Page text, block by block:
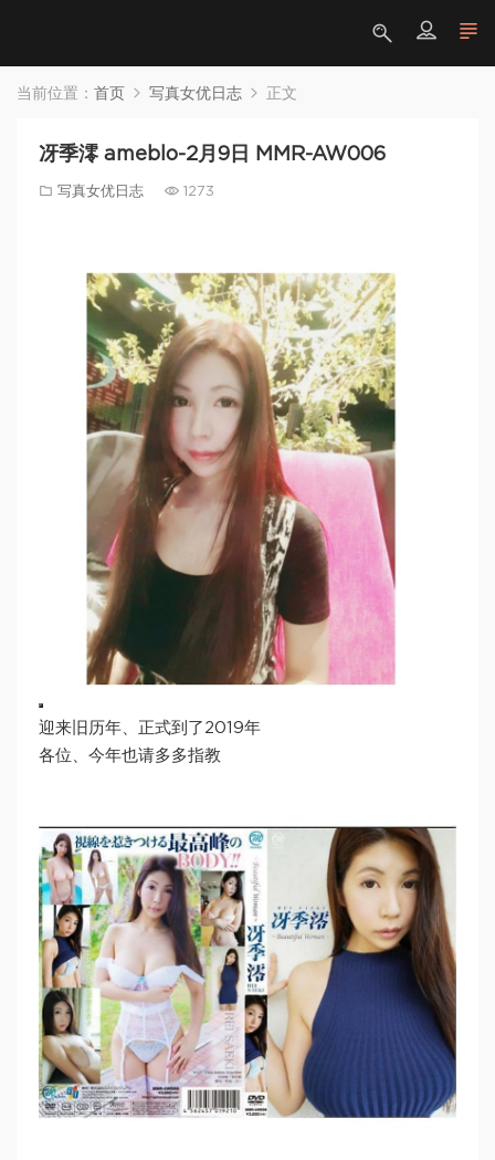
当前位置： 首页 写真女优日志 正文
冴季澪 ameblo-2月9日 MMR-AW006
写真女优日志 1273
迎来旧历年、正式到了2019年
各位、今年也请多多指教